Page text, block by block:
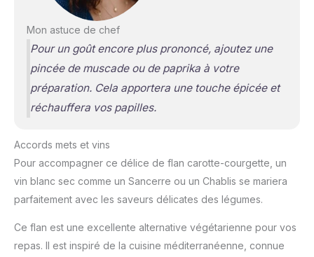
Mon astuce de chef
Pour un goût encore plus prononcé, ajoutez une
pincée de muscade ou de paprika à votre
préparation. Cela apportera une touche épicée et
réchauffera vos papilles.
Accords mets et vins
Pour accompagner ce délice de flan carotte-courgette, un
vin blanc sec comme un Sancerre ou un Chablis se mariera
parfaitement avec les saveurs délicates des légumes.
Ce flan est une excellente alternative végétarienne pour vos
repas. Il est inspiré de la cuisine méditerranéenne, connue